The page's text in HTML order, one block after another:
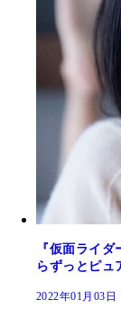
『仮面ライ
らずっとピュ
2022年01月03日